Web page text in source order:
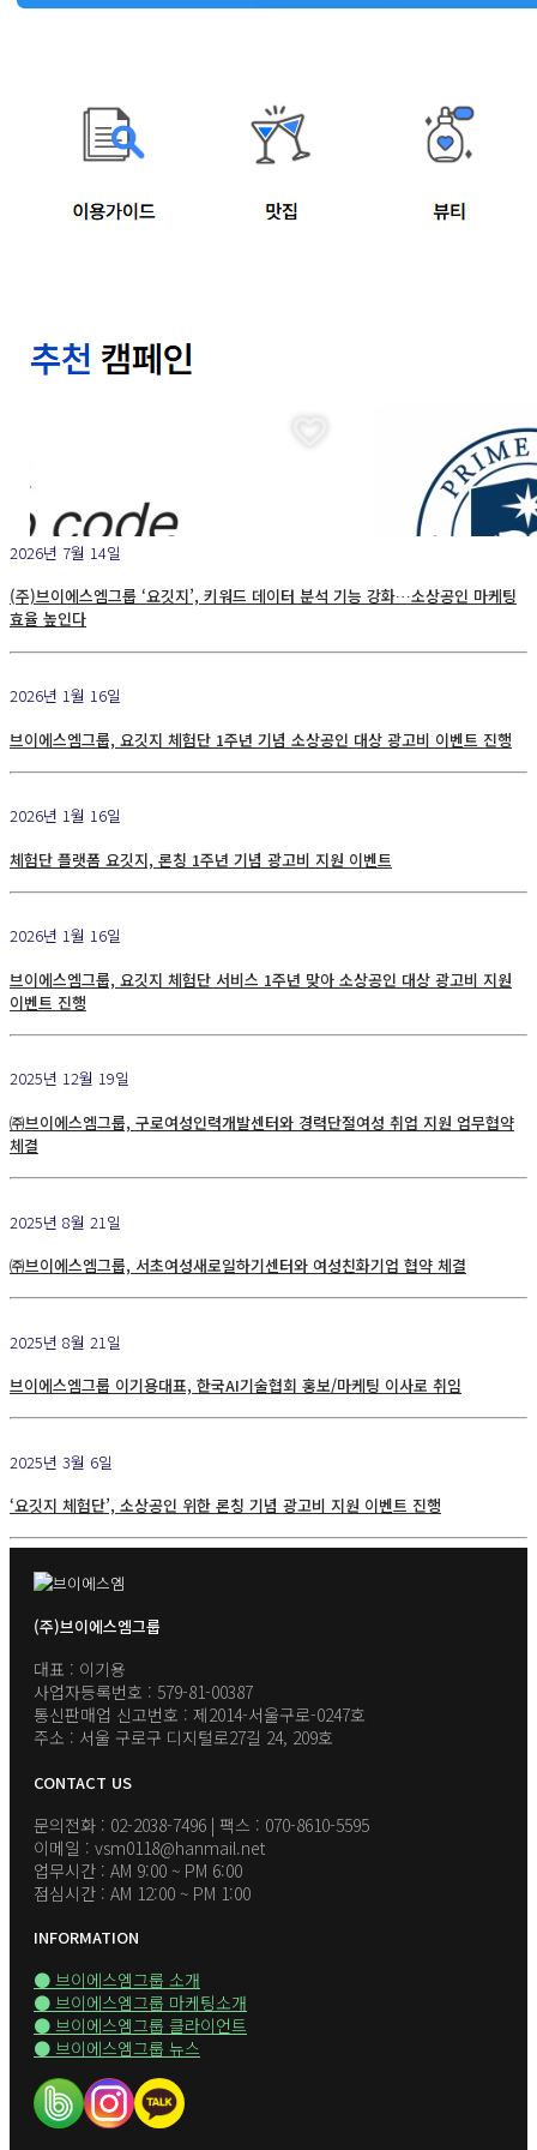
2026년 7월 14일
(주)브이에스엠그룹 ‘요깃지’, 키워드 데이터 분석 기능 강화…소상공인 마케팅
효율 높인다
2026년 1월 16일
브이에스엠그룹, 요깃지 체험단 1주년 기념 소상공인 대상 광고비 이벤트 진행
2026년 1월 16일
체험단 플랫폼 요깃지, 론칭 1주년 기념 광고비 지원 이벤트
2026년 1월 16일
브이에스엠그룹, 요깃지 체험단 서비스 1주년 맞아 소상공인 대상 광고비 지원
이벤트 진행
2025년 12월 19일
㈜브이에스엠그룹, 구로여성인력개발센터와 경력단절여성 취업 지원 업무협약
체결
2025년 8월 21일
㈜브이에스엠그룹, 서초여성새로일하기센터와 여성친화기업 협약 체결
2025년 8월 21일
브이에스엠그룹 이기용대표, 한국AI기술협회 홍보/마케팅 이사로 취임
2025년 3월 6일
‘요깃지 체험단’, 소상공인 위한 론칭 기념 광고비 지원 이벤트 진행
(주)브이에스엠그룹
대표 : 이기용
사업자등록번호 : 579-81-00387
통신판매업 신고번호 : 제2014-서울구로-0247호
주소 : 서울 구로구 디지털로27길 24, 209호
CONTACT US
문의전화 : 02-2038-7496 | 팩스 : 070-8610-5595
이메일 : vsm0118@hanmail.net
업무시간 : AM 9:00 ~ PM 6:00
점심시간 : AM 12:00 ~ PM 1:00
INFORMATION
● 브이에스엠그룹 소개
● 브이에스엠그룹 마케팅소개
● 브이에스엠그룹 클라이언트
● 브이에스엠그룹 뉴스